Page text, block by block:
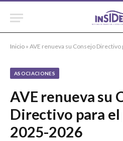
Inicio » AVE renueva su Consejo
ASOCIACIONES
AVE renueva su
Directivo para
2025-2026